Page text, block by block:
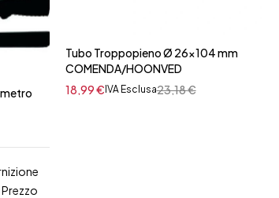
Tubo Troppopieno Ø 26x104 mm
COMENDA/HOONVED
23,18€
18,99€IVA Esclusa